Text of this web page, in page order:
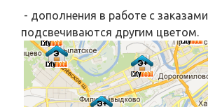
- дополнения в работе с
подсвечиваются другим цветом.